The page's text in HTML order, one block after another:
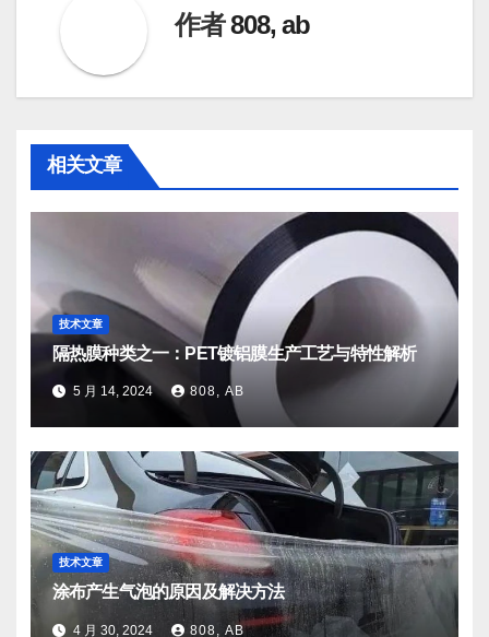
作者808, ab
相关文章
技术文章
隔热膜种类之一：PET镀铝膜生产工艺与特性解析
5 月 14, 2024 808, AB
技术文章
涂布产生气泡的原因及解决方法
4 月 30, 2024 808, AB